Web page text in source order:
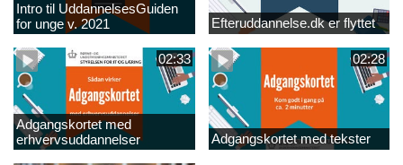
Intro til UddannelsesGuiden
for unge v. 2021
Efteruddannelse.dk er flyttet
02:33
Adgangskortet med
erhvervsuddannelser
02:28
Adgangskortet med tekster